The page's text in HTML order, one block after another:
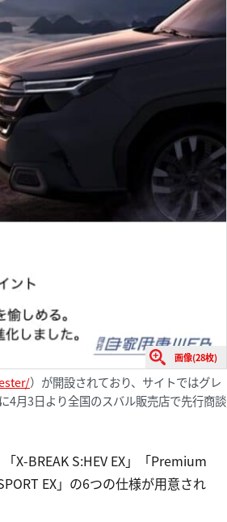
画像(28枚)
）が開設されており、サイトではグレ
4月3日より全国のスバル販売店で先行商談
X-BREAK S:HEV EX」「Premium
EX」の6つの仕様が用意され